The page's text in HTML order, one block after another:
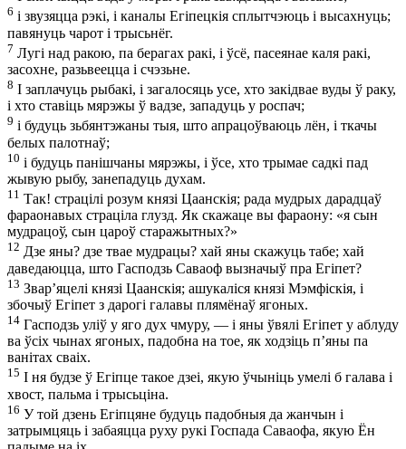
6 і звузяцца рэкі, і каналы Егіпецкія сплытчэюць і высахнуць;
павянуць чарот і трысьнёг.
7 Лугі над ракою, па берагах ракі, і ўсё, пасеянае каля ракі,
засохне, разьвеецца і счэзьне.
8 І заплачуць рыбакі, і загалосяць усе, хто закідвае вуды ў раку,
і хто ставіць мярэжы ў вадзе, западуць у роспач;
9 і будуць зьбянтэжаны тыя, што апрацоўваюць лён, і ткачы
белых палотнаў;
10 і будуць панішчаны мярэжы, і ўсе, хто трымае садкі пад
жывую рыбу, занепадуць духам.
11 Так! страцілі розум князі Цаанскія; рада мудрых дарадцаў
фараонавых страціла глузд. Як скажаце вы фараону: «я сын
мудрацоў, сын цароў старажытных?»
12 Дзе яны? дзе твае мудрацы? хай яны скажуць табе; хай
даведаюцца, што Гасподзь Саваоф вызначыў пра Егіпет?
13 Звар’яцелі князі Цаанскія; ашукаліся князі Мэмфіскія, і
збочыў Егіпет з дарогі галавы плямёнаў ягоных.
14 Гасподзь уліў у яго дух чмуру, — і яны ўвялі Егіпет у аблуду
ва ўсіх чынах ягоных, падобна на тое, як ходзіць п’яны па
ванітах сваіх.
15 І ня будзе ў Егіпце такое дзеі, якую ўчыніць умелі б галава і
хвост, пальма і трысьціна.
16 У той дзень Егіпцяне будуць падобныя да жанчын і
затрымцяць і забаяцца руху рукі Госпада Саваофа, якую Ён